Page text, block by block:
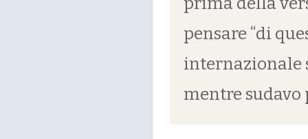
pensare “di
internazionale
mentre